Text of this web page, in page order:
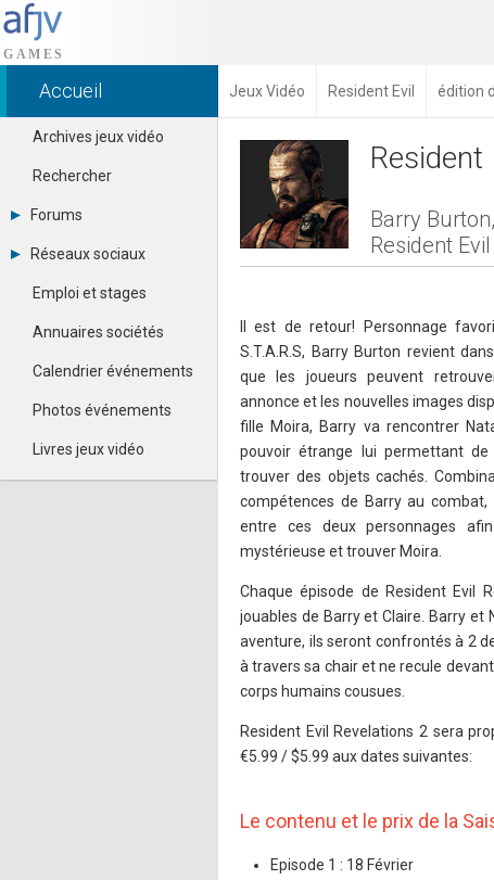
Accueil Jeux Vidéo Resident Evil édition
Archives jeux vidéo
Rechercher
Forums
Tous les forums
Se connecter
Contacter un modérateur
Réseaux sociaux
Dailymotion
Facebook
Google+
Pinterest
Youtube
Emploi et stages
Annuaires sociétés
Calendrier événements
Photos événements
Livres jeux vidéo
Resident
Barry
Resident
Il est de retour! Personnage
S.T.A.R.S, Barry Burton revient
que les joueurs peuvent
annonce et les nouvelles images
fille Moira, Barry va rencontrer
pouvoir étrange lui permettant
trouver des objets cachés.
compétences de Barry au
entre ces deux personnages
mystérieuse et trouver Moira.
Chaque épisode de Resident Evil
jouables de Barry et Claire. Barry
aventure, ils seront confrontés à 2
à travers sa chair et ne recule
corps humains cousues.
Resident Evil Revelations 2 sera
€5.99 / $5.99 aux dates suivantes:
Le contenu et le prix de la
Episode 1 : 18 Février